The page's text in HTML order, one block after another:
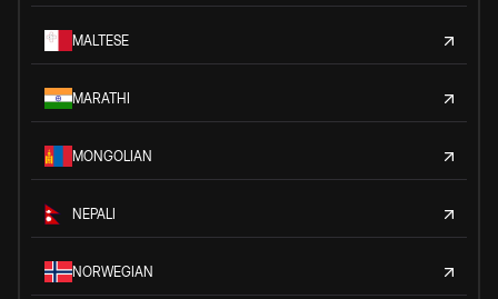
MALTESE
MARATHI
MONGOLIAN
NEPALI
NORWEGIAN